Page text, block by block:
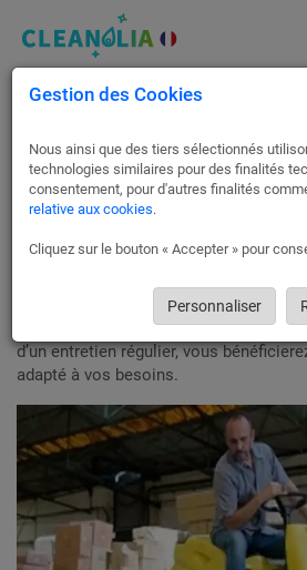
Nettoyage entrepôt Annecy |
Nos partenaires s’occupent du
Annecy !
Afin de garantir la sécurité de votre
un nettoyage par des professionnels
Des agents confirmés interviendront à
souhaitez. Qu’il s’agisse d’une
d’un entretien régulier, vous
adapté à vos besoins.
Gestion des Cookies
Nous ainsi que des tiers sélectionnés
technologies similaires pour des finalités
consentement, pour d'autres finalités
relative aux cookies.
Cliquez sur le bouton « Accepter » pour
Personnaliser